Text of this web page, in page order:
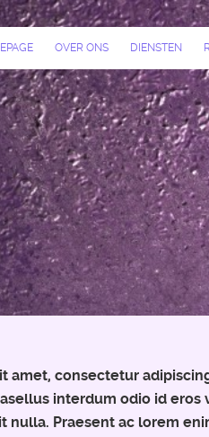
OVER ONS DIENSTEN
amet, consectetur
interdum odio id eros
nulla. Praesent ac lorem